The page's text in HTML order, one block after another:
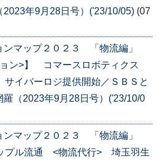
2023年9月28日号）('23/10/05) (07
ンマップ２０２３ 「物流編」
ョン>】 コマースロボティクス
イバーロジ提供開始／ＳＢＳと
（2023年9月28日号）('23/10/0
ンマップ２０２３ 「物流編」
プル流通 <物流代行> 埼玉羽生